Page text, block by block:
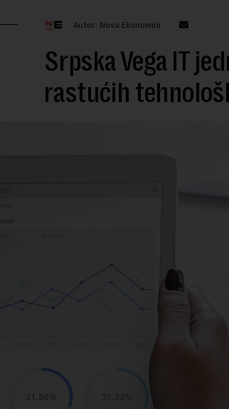
Autor: Nova Ekonomija
Srpska Vega IT
rastućih